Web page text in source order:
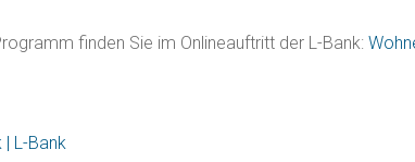
finden Sie im Onlineauftritt der L-Bank:
L-Bank